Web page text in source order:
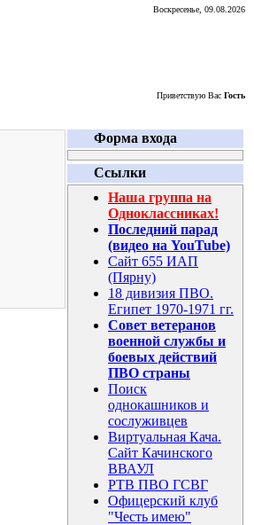
Воскресенье, 09.08.2026
Приветствую Вас Гость
Форма входа
Ссылки
Наша группа на
Одноклассниках!
Последний парад
(видео на YouTube)
Сайт 655 ИАП
(Пярну)
18 дивизия ПВО.
Египет 1970-1971 гг.
Совет ветеранов
военной службы и
боевых действий
ПВО страны
Поиск
однокашников и
сослуживцев
Виртуальная Кача.
Сайт Качинского
ВВАУЛ
РТВ ПВО ГСВГ
Офицерский клуб
"Честь имею"